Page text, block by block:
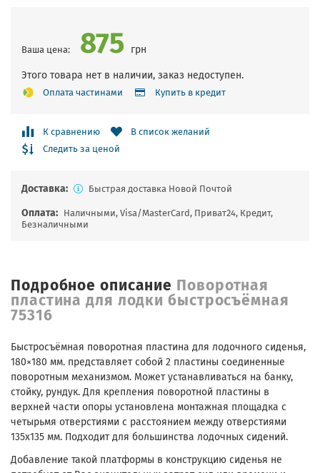
Ваша цена: 875 грн
Этого товара нет в наличии, заказ недоступен.
Оплата частинами Купить в кредит
К сравнению
В список желаний
Следить за ценой
Доставка: Быстрая доставка Новой Почтой
Оплата: Наличными, Visa/MasterCard, Приват24, Кредит,
Безналичными
Подробное описание Поворотная
пластина для лодки быстросъёмная
75316
Быстросъёмная поворотная пластина для лодочного сиденья,
180×180 мм. представляет собой 2 пластины соединенные
поворотным механизмом. Может устанавливаться на банку,
стойку, рундук. Для крепления поворотной пластины в
верхней части опоры установлена монтажная площадка с
четырьмя отверстиями с расстоянием между отверстиями
135х135 мм. Подходит для большинства лодочных сидений.
Добавление такой платформы в конструкцию сиденья не